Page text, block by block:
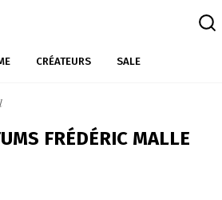
CRÉATEURS SALE
FRÉDÉRIC MALLE